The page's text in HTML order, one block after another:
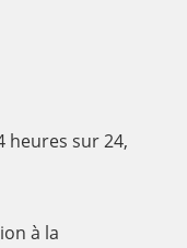
heures sur 24,
à la